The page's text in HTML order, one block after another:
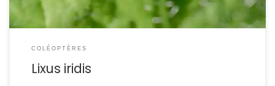
COLÉOPTÈRES
Lixus iridis